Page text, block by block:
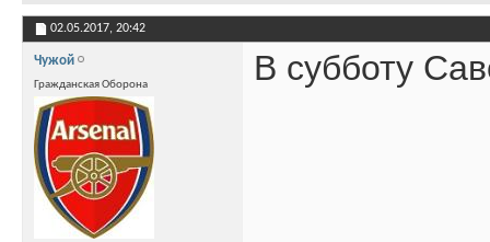
02.05.2017, 20:42
Чужой
Гражданская Оборона В субботу